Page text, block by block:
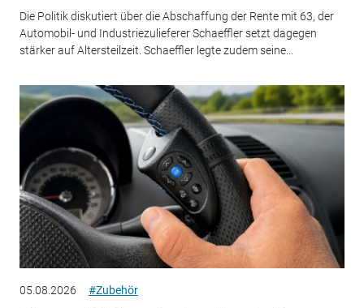
Die Politik diskutiert über die Abschaffung der Rente mit 63, der
Automobil- und Industriezulieferer Schaeffler setzt dagegen
stärker auf Altersteilzeit. Schaeffler legte zudem seine...
05.08.2026 #Zubehör